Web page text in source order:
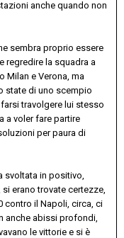
anche quando non
sembra proprio essere
regredire la squadra a
Milan e Verona, ma
state di uno scempio
travolgere lui stesso
a voler fare partire
per paura di
svoltata in positivo,
erano trovate certezze,
contro il Napoli, circa, ci
anche abissi profondi,
le vittorie e si è